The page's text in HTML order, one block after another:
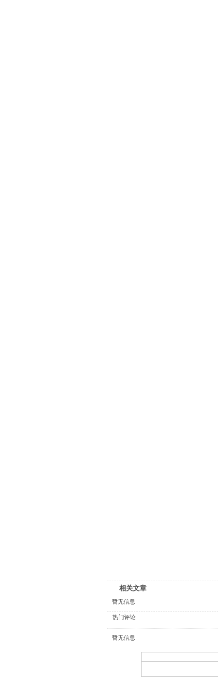
相关文章
暂无信息
热门评论
暂无信息